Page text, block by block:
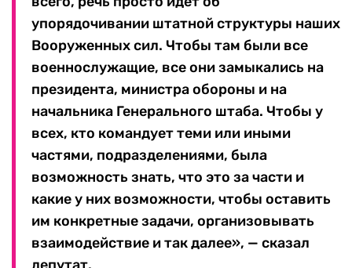
упорядочивании штатной структуры наших
Вооруженных сил. Чтобы там были все
военнослужащие, все они замыкались на
президента, министра обороны и на
начальника Генерального штаба. Чтобы у
всех, кто командует теми или иными
частями, подразделениями, была
возможность знать, что это за части и
какие у них возможности, чтобы оставить
им конкретные задачи, организовывать
взаимодействие и так далее», — сказал